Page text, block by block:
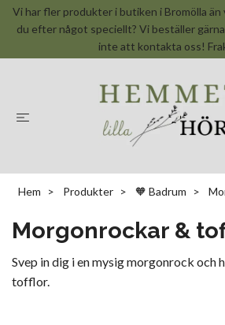
Vi har fler produkter i butiken i Bromölla än
du efter något speciellt? Vi beställer
inte att kontakta oss!
Hem Produkter 🧡 Badrum
Morgonrockar &
Svep in dig i en mysig morgonrock och
tofflor.